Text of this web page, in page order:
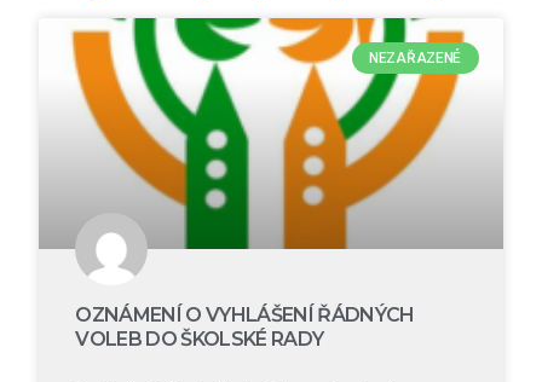
NEZAŘAZENÉ
OZNÁMENÍ O VYHLÁŠENÍ ŘÁDNÝCH
VOLEB DO ŠKOLSKÉ RADY